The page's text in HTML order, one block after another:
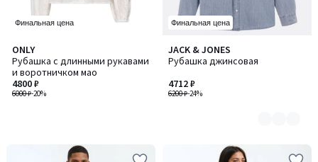
Финальная цена
ONLY
Рубашка с длинными рукавами
и воротничком мао
6000 ₽-20%
4800 ₽
Финальная цена
JACK & JONES
Рубашка джинсовая
6200 ₽-24%
4712 ₽
Количество
цветов:
2